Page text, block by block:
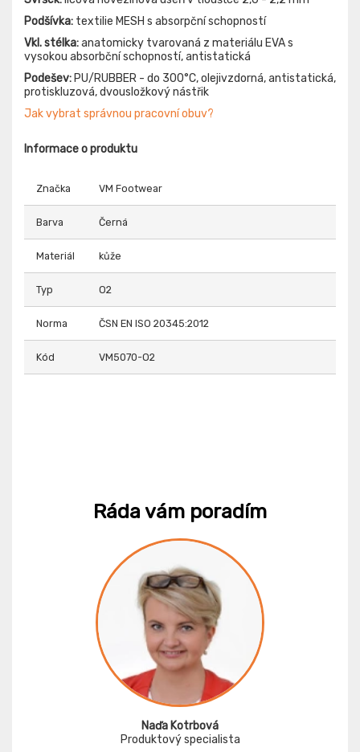
Podšívka: textilie MESH s absorpční schopností
Vkl. stélka:anatomicky tvarovaná z materiálu EVA s
vysokou absorbční schopností, antistatická
Podešev: PU/RUBBER - do 300°C, olejivzdorná, antistatická,
protiskluzová, dvousložkový nástřik
Jak vybrat správnou pracovní obuv?
Informace o produktu
Značka VM Footwear
Barva Černá
Materiál kůže
Typ O2
Norma ČSN EN ISO 20345:2012
Kód VM5070-O2
Ráda vám poradím
Naďa Kotrbová
Produktový specialista